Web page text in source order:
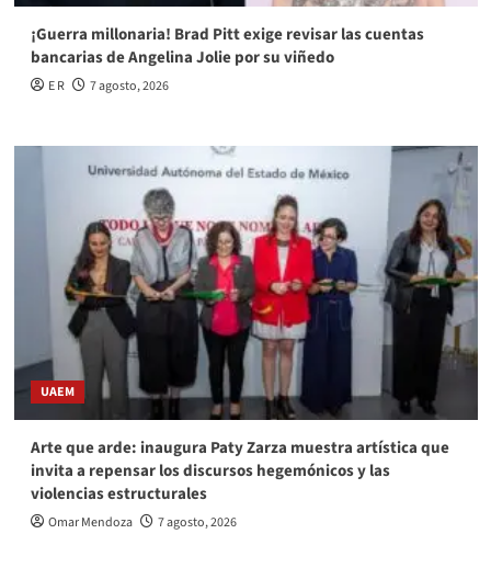
¡Guerra millonaria! Brad Pitt exige revisar las cuentas
bancarias de Angelina Jolie por su viñedo
E R 7 agosto, 2026
UAEM
Arte que arde: inaugura Paty Zarza muestra artística que
invita a repensar los discursos hegemónicos y las
violencias estructurales
Omar Mendoza 7 agosto, 2026